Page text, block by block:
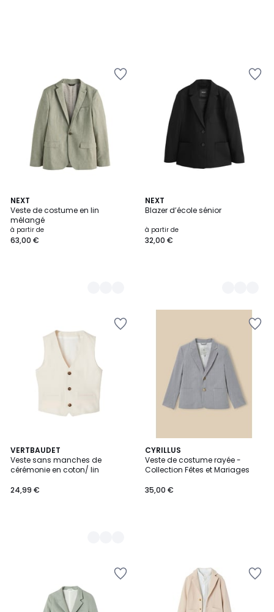
NEXT
Veste de costume en lin
mélangé
à partir de
63,00 €
2
Couleurs
NEXT
Blazer d’école sénior
à partir de
32,00 €
2
Couleurs
VERTBAUDET
Veste sans manches de
cérémonie en coton/ lin
24,99 €
2
Couleurs
CYRILLUS
Veste de costume rayée -
Collection Fêtes et Mariages
35,00 €